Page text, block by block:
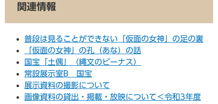
関連情報
普段は見ることができない「仮面の女神」の足の裏
「仮面の女神」の孔（あな）の話
国宝「土偶」（縄文のビーナス）
常設展示室B 国宝
展示資料の撮影について
画像資料の貸出・掲載・放映について＜令和3年度